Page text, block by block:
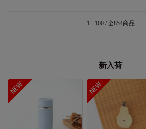
1 - 100 / 全854商品
新入荷